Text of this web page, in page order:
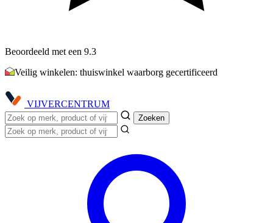
Beoordeeld met een 9.3
Veilig winkelen: thuiswinkel waarborg gecertificeerd
VIJVERCENTRUM
Zoeken